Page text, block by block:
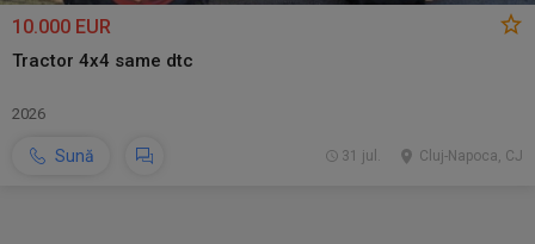
10.000 EUR
Tractor 4x4 same dtc
2026
Sună Cluj-Napoca, CJ
31 jul.